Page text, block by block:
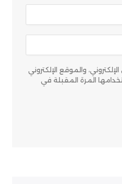
والموقع الإلكتروني
المرة المقبلة في